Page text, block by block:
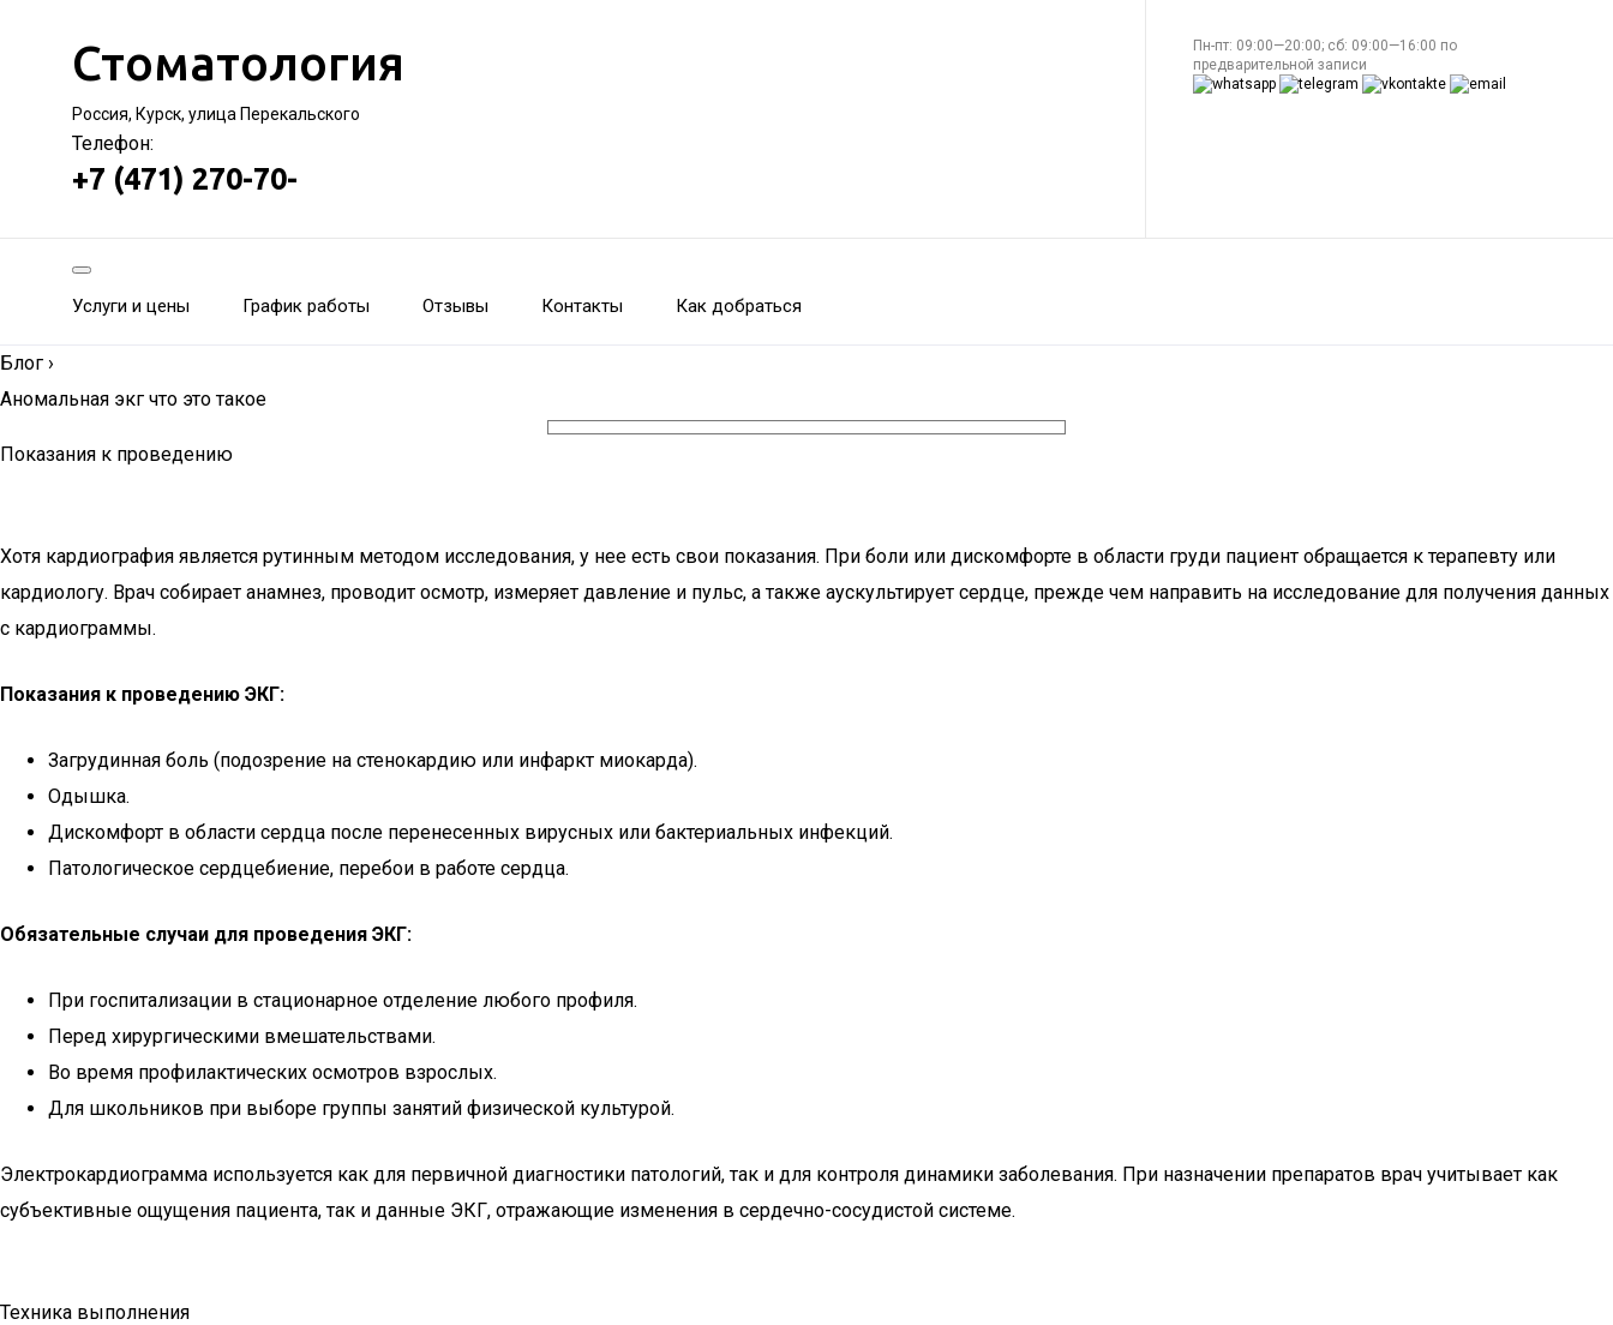
Стоматология
Россия, Курск, улица Перекальского
Телефон:
+7 (471) 270-70-
Пн-пт: 09:00—20:00; сб: 09:00—16:00 по
предварительной записи
Услуги и цены График работы Отзывы Контакты Как добраться
Блог ›
Аномальная экг что это такое
Показания к проведению
Хотя кардиография является рутинным методом исследования, у нее есть свои показания. При боли или дискомфорте в области груди пациент обращается к терапевту или
кардиологу. Врач собирает анамнез, проводит осмотр, измеряет давление и пульс, а также аускультирует сердце, прежде чем направить на исследование для получения данных
с кардиограммы.
Показания к проведению ЭКГ:
Загрудинная боль (подозрение на стенокардию или инфаркт миокарда).
Одышка.
Дискомфорт в области сердца после перенесенных вирусных или бактериальных инфекций.
Патологическое сердцебиение, перебои в работе сердца.
Обязательные случаи для проведения ЭКГ:
При госпитализации в стационарное отделение любого профиля.
Перед хирургическими вмешательствами.
Во время профилактических осмотров взрослых.
Для школьников при выборе группы занятий физической культурой.
Электрокардиограмма используется как для первичной диагностики патологий, так и для контроля динамики заболевания. При назначении препаратов врач учитывает как
субъективные ощущения пациента, так и данные ЭКГ, отражающие изменения в сердечно-сосудистой системе.
Техника выполнения